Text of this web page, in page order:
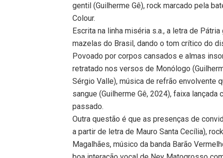
gentil (Guilherme Gê), rock marcado pela
Colour.
Escrita na linha miséria s.a., a letra de
mazelas do Brasil, dando o tom crítico do
Povoado por corpos cansados e almas
retratado nos versos de Monólogo
Sérgio Valle), música de refrão envolvente
sangue (Guilherme Gê, 2024), faixa
passado.
Outra questão é que as presenças de
a partir de letra de Mauro Santa Cecília),
Magalhães, músico da banda Barão